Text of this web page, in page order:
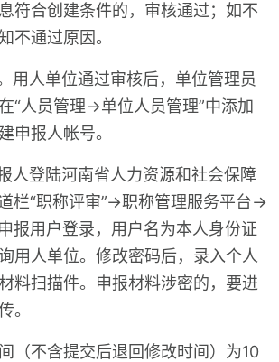
符合创建条件的，审核通过；如不
不通过原因。
用人单位通过审核后，单位管理员
“人员管理→单位人员管理”中添加
申报人帐号。
人登陆河南省人力资源和社会保障
栏“职称评审”→职称管理服务平台→
报用户登录，用户名为本人身份证
用人单位。修改密码后，录入个人
料扫描件。申报材料涉密的，要进
。
（不含提交后退回修改时间）为10